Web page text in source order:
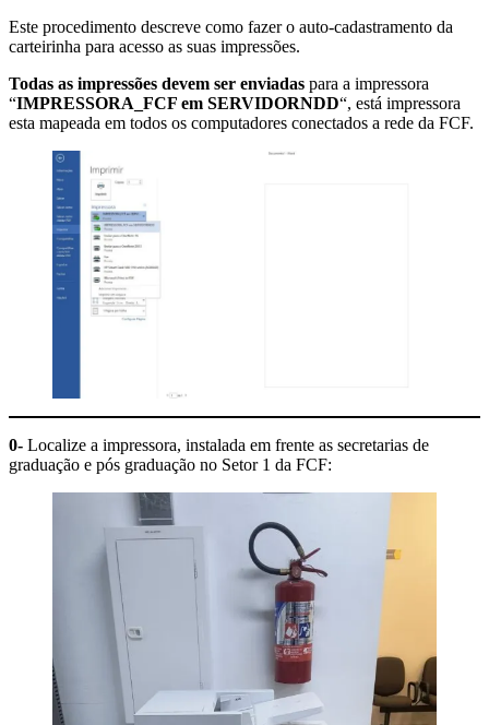
Este procedimento descreve como fazer o auto-cadastramento da
carteirinha para acesso as suas impressões.
Todas as impressões devem ser enviadas para a impressora
“IMPRESSORA_FCF em SERVIDORNDD“, está impressora
esta mapeada em todos os computadores conectados a rede da FCF.
0- Localize a impressora, instalada em frente as secretarias de
graduação e pós graduação no Setor 1 da FCF: